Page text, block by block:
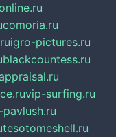
igro-pictures.ru
blackcountess.ru
vip-surfing.ru
pavlush.ru
tesotomeshell.ru